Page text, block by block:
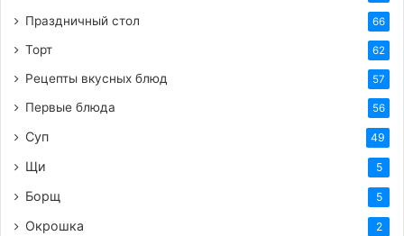
Праздничный стол 66
Торт 62
Рецепты вкусных блюд 57
Первые блюда 56
Суп 49
Щи 5
Борщ 5
Окрошка 2